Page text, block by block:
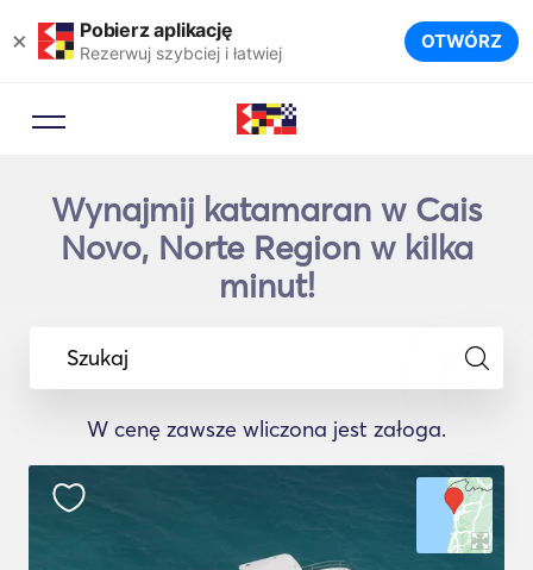
× Pobierz aplikację
Rezerwuj szybciej i łatwiej OTWÓRZ
Wynajmij katamaran w Cais
Novo, Norte Region w kilka
minut!
Szukaj
W cenę zawsze wliczona jest załoga.